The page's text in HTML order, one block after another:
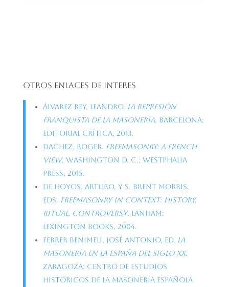
Otros enlaces de interes
Álvarez Rey, Leandro. La represión
franquista de la masonería. Barcelona:
Editorial Crítica, 2013.
Dachez, Roger. Freemasonry: A French
View. Washington D. C.: Westphalia
Press, 2015.
De Hoyos, Arturo, y S. Brent Morris,
eds. Freemasonry in Context: History,
Ritual, Controversy. Lanham:
Lexington Books, 2004.
Ferrer Benimeli, José Antonio, ed. La
masonería en la España del siglo XX.
Zaragoza: Centro de Estudios
Históricos de la Masonería Española